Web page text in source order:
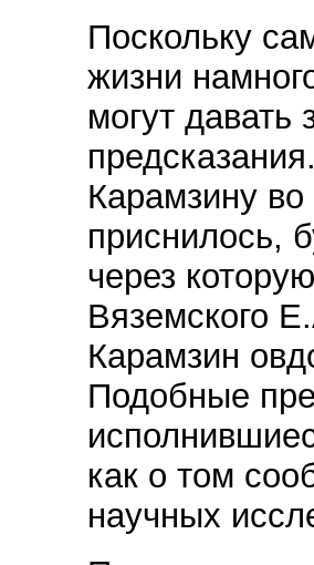
Поскольку
жизни
могут давать
Карамзину
приснилось,
через
Вяземского
Карамзин
Подобные
как о том
научных